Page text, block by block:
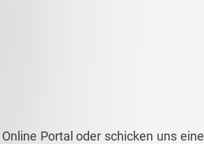
Portal oder schicken uns eine